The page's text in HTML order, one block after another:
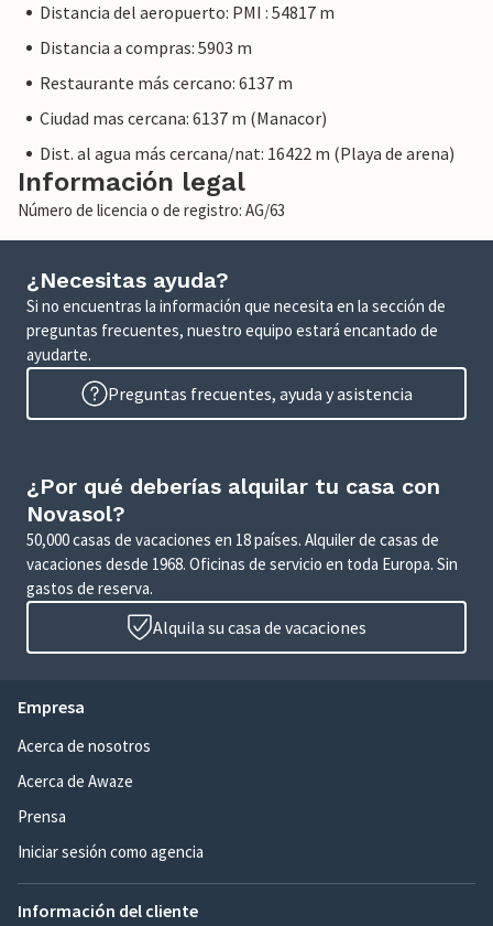
Distancia del aeropuerto: PMI : 54817 m
Distancia a compras: 5903 m
Restaurante más cercano: 6137 m
Ciudad mas cercana: 6137 m (Manacor)
Dist. al agua más cercana/nat: 16422 m (Playa de arena)
Información legal
Número de licencia o de registro: AG/63
¿Necesitas ayuda?
Si no encuentras la información que necesita en la sección de
preguntas frecuentes, nuestro equipo estará encantado de
ayudarte.
Preguntas frecuentes, ayuda y asistencia
¿Por qué deberías alquilar tu casa con
Novasol?
50,000 casas de vacaciones en 18 países. Alquiler de casas de
vacaciones desde 1968. Oficinas de servicio en toda Europa. Sin
gastos de reserva.
Alquila su casa de vacaciones
Empresa
Acerca de nosotros
Acerca de Awaze
Prensa
Iniciar sesión como agencia
Información del cliente